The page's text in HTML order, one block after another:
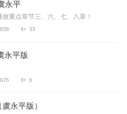
永平
重点章节三、六、七、八章！
33
永平版
6
永平版）